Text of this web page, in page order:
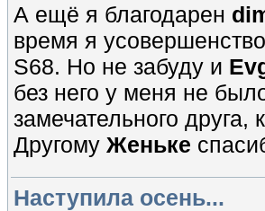
А ещё я благодарен
время я
S68. Но не забуду и
без него у меня не
замечательного друга,
Другому Женьке
Наступила осень...